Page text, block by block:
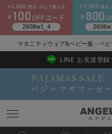
マタニティウェア&ベビー服・ベ
2026/
送料495円(一部地域を除
LINE お友達登